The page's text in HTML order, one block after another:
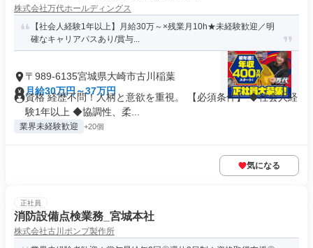
株式会社万代ホールディングス
【社会人経験1年以上】月給30万～×残業月10h★未経験歓迎／明
確なキャリアパスあり/賞与...
〒989-6135宮城県大崎市古川稲葉
月給30万円～37万円
資格 経歴不問！人柄と意欲を重視。 【必須条件】 ◆社会人経
験1年以上 ◆協調性、柔...
業界未経験歓迎 +20個
気になる
正社員
消防設備点検業務_宮城本社
株式会社古川ポンプ製作所